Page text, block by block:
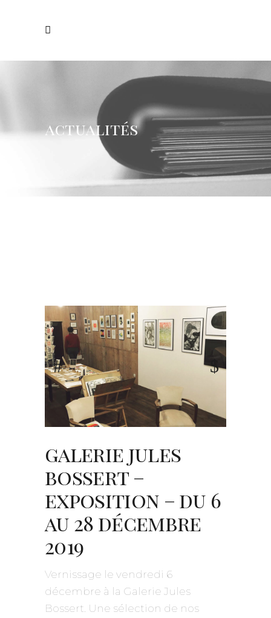
actualités
galerie jules
bossert –
exposition – du 6
au 28 décembre
2019
Vernissage le vendredi 6
décembre à la Galerie Jules
Bossert. Une sélection de nos